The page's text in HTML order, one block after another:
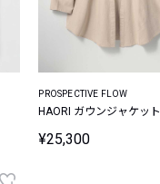
PROSPECTIVE FLOW
HAORI ガウンジャケット
¥25,300